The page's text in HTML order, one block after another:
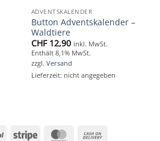
ADVENTSKALENDER
Button Adventskalender –
Waldtiere
CHF12,90 inkl. MwSt.
Enthält 8,1% MwSt.
zzgl. Versand
Lieferzeit: nicht angegeben
PayPal Stripe MasterCard